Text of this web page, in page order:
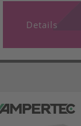
Details